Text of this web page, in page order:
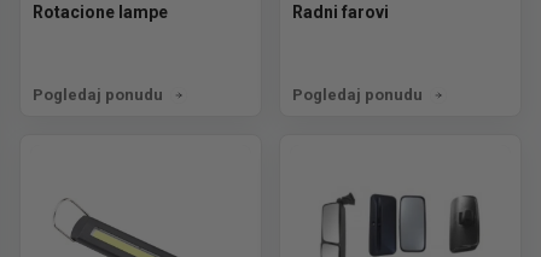
Rotacione lampe
Pogledaj ponudu
Radni farovi
Pogledaj ponudu